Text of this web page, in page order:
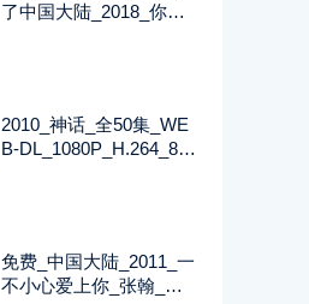
了中国大陆_2018_你迟
2010_神话_全50集_WE
B-DL_1080P_H.264_89.
免费_中国大陆_2011_一
不小心爱上你_张翰_丹